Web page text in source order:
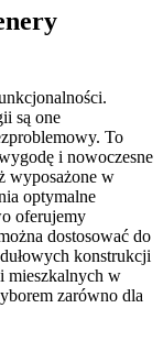
są one
To
i nowoczesne
wyposażone w
optymalne
oferujemy
dostosować do
konstrukcji
mieszkalnych w
zarówno dla